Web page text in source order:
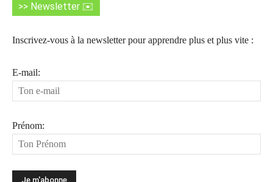
>> Newsletter ✉️
Inscrivez-vous à la newsletter pour apprendre plus et plus vite :
E-mail:
Prénom: